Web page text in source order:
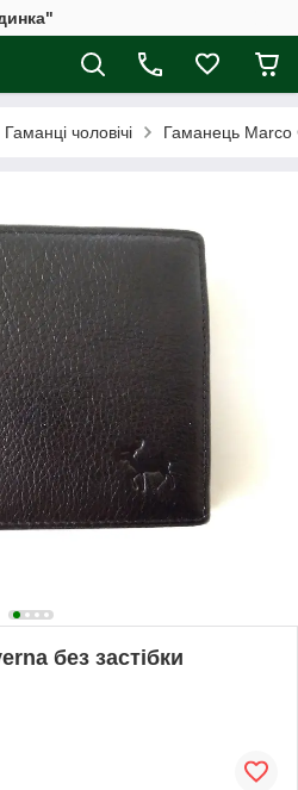
Гаманці чоловічі Гаманець Marco
без застібки